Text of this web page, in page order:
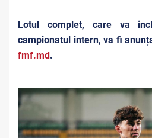
Lotul complet, care va
campionatul intern, va fi
fmf.md.